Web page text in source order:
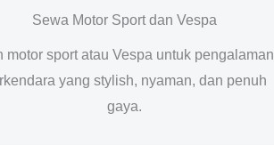
Sewa Motor Sport dan Vespa
motor sport atau Vespa untuk pengalaman
yang stylish, nyaman, dan penuh
gaya.